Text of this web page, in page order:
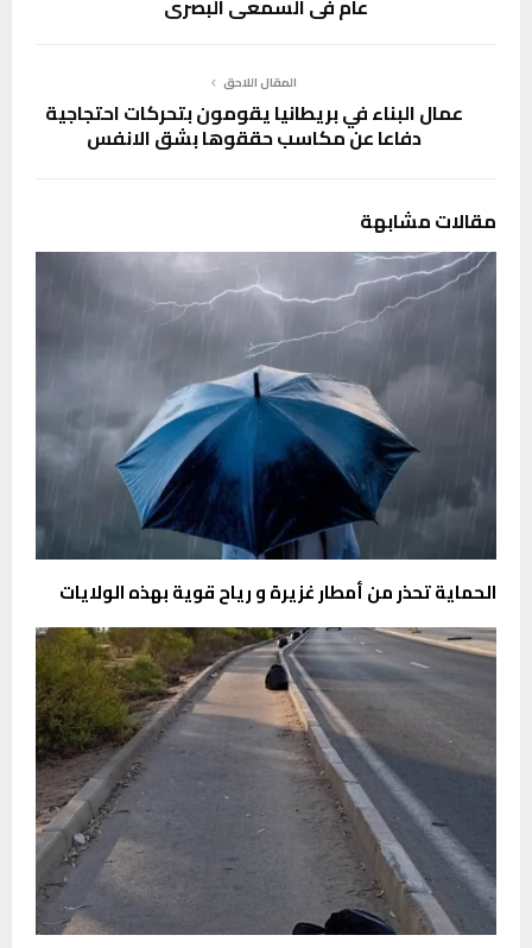
عام في السمعي البصري
المقال اللاحق
عمال البناء في بريطانيا يقومون بتحركات احتجاجية
دفاعا عن مكاسب حققوها بشق الانفس
مقالات مشابهة
الحماية تحذر من أمطار غزيرة و رياح قوية بهذه الولايات